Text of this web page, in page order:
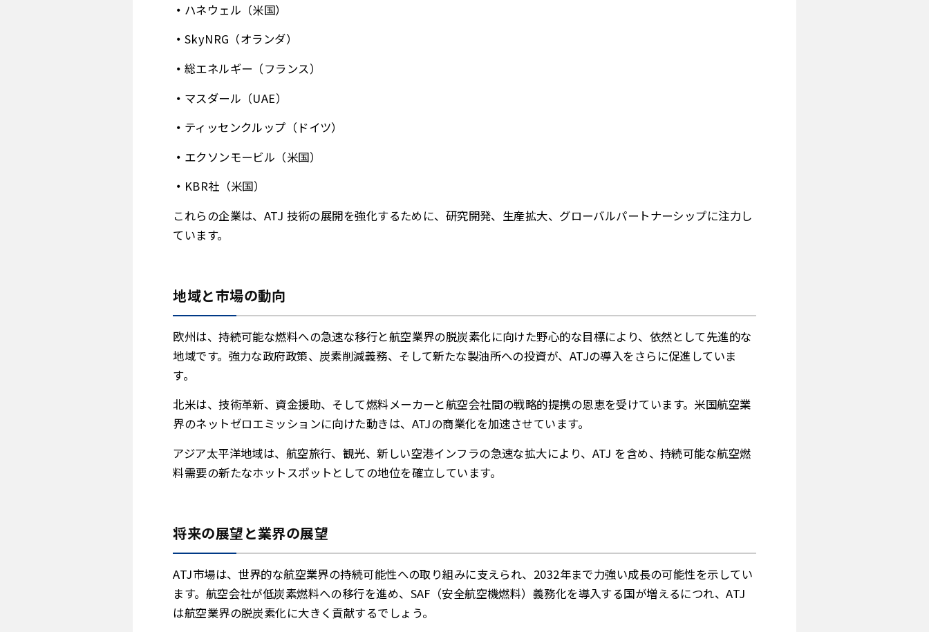
ハネウェル（米国）
SkyNRG（オランダ）
総エネルギー（フランス）
マスダール（UAE）
ティッセンクルップ（ドイツ）
エクソンモービル（米国）
KBR社（米国）
これらの企業は、ATJ 技術の展開を強化するために、研究開発、生産拡大、グローバルパートナーシップに注力し
ています。
地域と市場の動向
欧州は、持続可能な燃料への急速な移行と航空業界の脱炭素化に向けた野心的な目標により、依然として先進的な
地域です。強力な政府政策、炭素削減義務、そして新たな製油所への投資が、ATJの導入をさらに促進していま
す。
北米は、技術革新、資金援助、そして燃料メーカーと航空会社間の戦略的提携の恩恵を受けています。米国航空業
界のネットゼロエミッションに向けた動きは、ATJの商業化を加速させています。
アジア太平洋地域は、航空旅行、観光、新しい空港インフラの急速な拡大により、ATJ を含め、持続可能な航空燃
料需要の新たなホットスポットとしての地位を確立しています。
将来の展望と業界の展望
ATJ市場は、世界的な航空業界の持続可能性への取り組みに支えられ、2032年まで力強い成長の可能性を示してい
ます。航空会社が低炭素燃料への移行を進め、SAF（安全航空機燃料）義務化を導入する国が増えるにつれ、ATJ
は航空業界の脱炭素化に大きく貢献するでしょう。